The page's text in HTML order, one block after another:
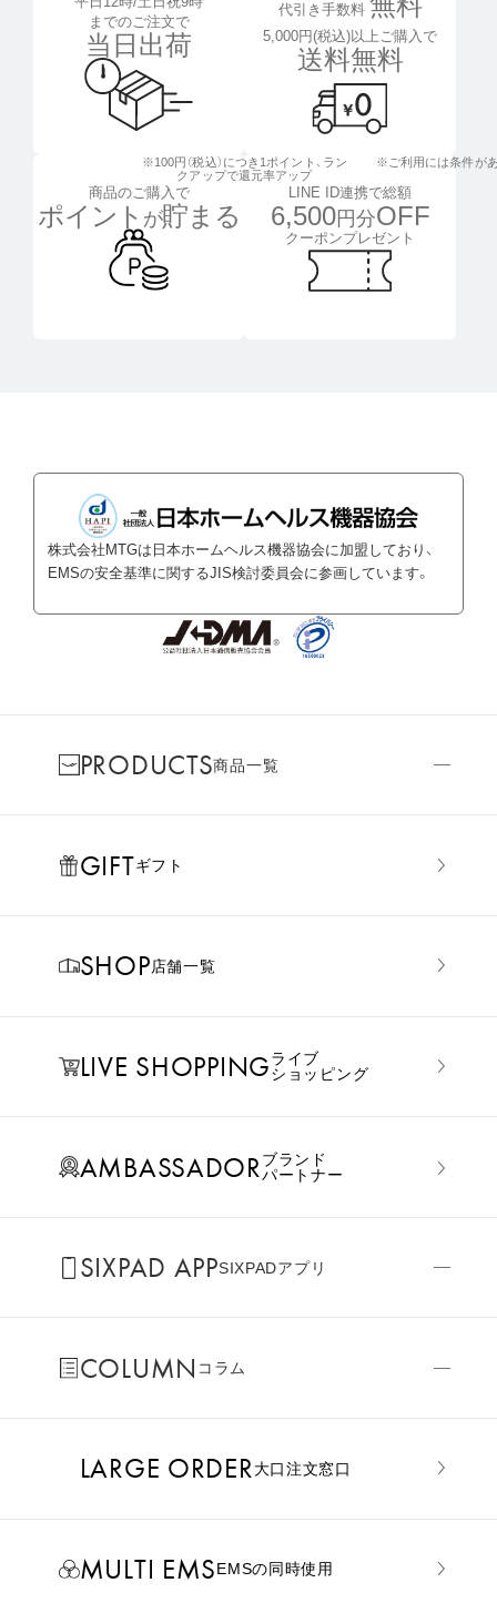
までのご注文で
当日出荷
代引き手数料
5,000円(税込)以上ご購入で
送料無料
商品のご購入で
ポイント が貯まる
※100円（税込）につき1ポイント、 ラン
クアップで還元率アップ
LINE ID連携で総額
6,500円分OFF
クーポンプレゼント
※ご利用には条件が
株式会社MTGは日本ホームヘルス機器協会に加盟しており、
EMSの安全基準に関するJIS検討委員会に参画しています。
PRODUCTS商品一覧
GIFTギフト
SHOP店舗一覧
LIVE SHOPPINGライブ
ショッピング
AMBASSADORブランド
パートナー
SIXPAD APPSIXPADアプリ
COLUMN コラム
LARGE ORDER⼤⼝注⽂窓⼝
MULTI EMSEMSの同時使用